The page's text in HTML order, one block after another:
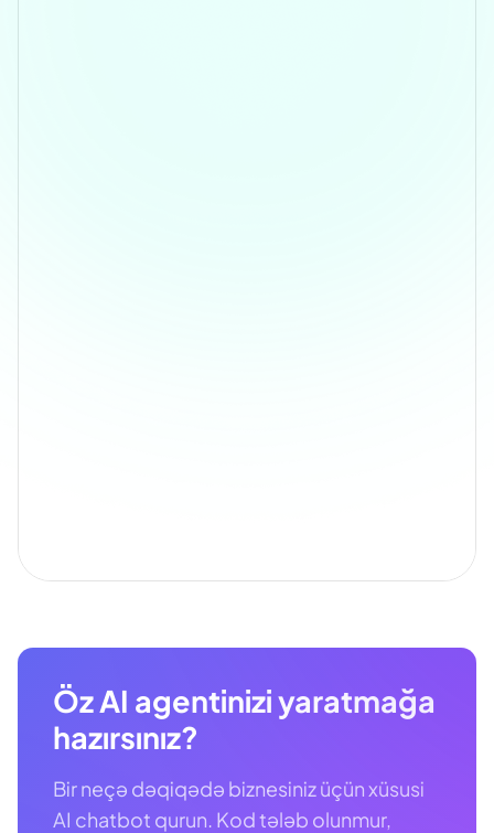
Öz AI agentinizi yaratmağa
hazırsınız?
Bir neçə dəqiqədə biznesiniz üçün xüsusi
AI chatbot qurun. Kod tələb olunmur,